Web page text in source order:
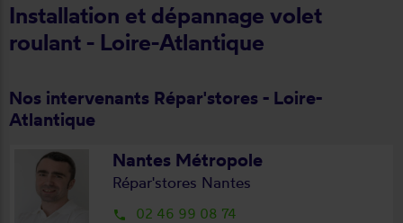
Installation et dépannage volet
roulant - Loire-Atlantique
Nos intervenants Répar'stores - Loire-
Atlantique
Nantes Métropole
Répar'stores Nantes
local_phone 02 46 99 08 74